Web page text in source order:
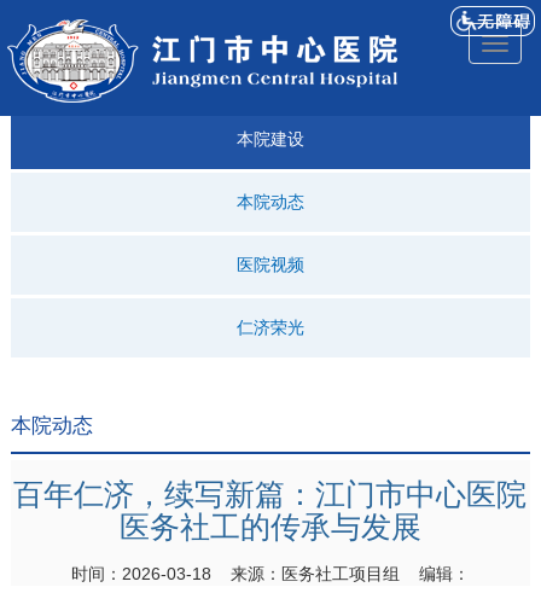
医院
简介
来院
导航
就诊
指引
专科
建设
仁济
科普
人才
招聘
仁济
医院
视频
本院建设
本院动态
医院视频
仁济荣光
本院动态
百年仁济，续写新篇：江门市中心医院
医务社工的传承与发展
时间：2026-03-18 来源：医务社工项目组 编辑：